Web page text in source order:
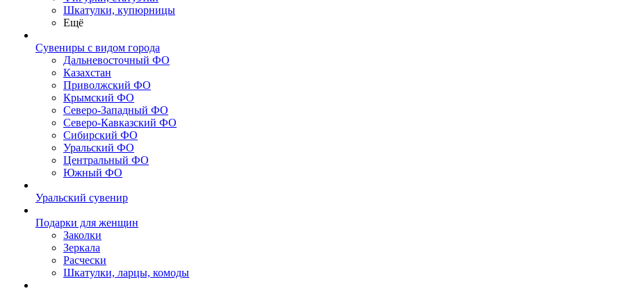
Шкатулки, купюрницы
Ещё
Сувениры с видом города
Дальневосточный ФО
Казахстан
Приволжский ФО
Крымский ФО
Северо-Западный ФО
Северо-Кавказский ФО
Сибирский ФО
Уральский ФО
Центральный ФО
Южный ФО
Уральский сувенир
Подарки для женщин
Заколки
Зеркала
Расчески
Шкатулки, ларцы, комоды